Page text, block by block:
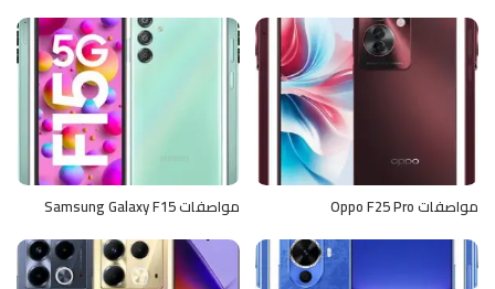
مواصفات Oppo F25 Pro مواصفات Samsung Galaxy F15